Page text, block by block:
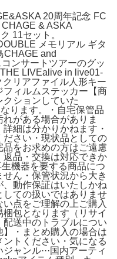
20周年記念 FC
& ASKA
11セット。
メモリアル ギタ
CHAGE and
ンサートツアーのグッ
LIVEalive in live01-
リアファイル人形キー
ィルムステッカー【商
ションしていた
ります。・自宅保管品
がある場合がありま
細は分かりかねます・
さい・現状品としての
をお求めの方はご遠慮
返品・交換は対応できか
機器を要する商品につ
ん・保管状況から大き
動作保証はいたしかね
しての扱いではありませ
点をご理解の上ご購入
包となります（リサイ
送中のトラブルについ
・まとめ購入の場合は
トください・気になる
ャンル···国内アーティ